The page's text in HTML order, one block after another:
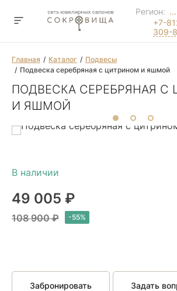
Регион: ...
+7-
309-
Главная Каталог
Подвесы
Подвеска серебряная с цитрином и яшмой
ПОДВЕСКА СЕРЕБРЯНАЯ С
И ЯШМОЙ
49 005 ₽
108 900 ₽
Забронировать Задать